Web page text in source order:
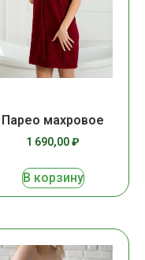
Парео махровое
1 690,00₽
В корзину